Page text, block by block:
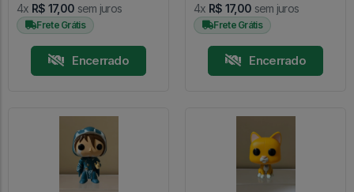
4x R$ 17,00 sem juros
Frete Grátis
Encerrado
4x R$ 17,00 sem juros
Frete Grátis
Encerrado